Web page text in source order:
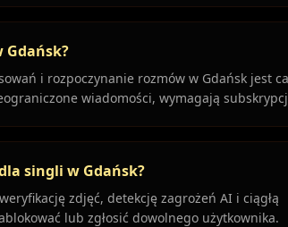
Gdańsk?
i rozpoczynanie rozmów w Gdańsk jest
wiadomości, wymagają
singli w Gdańsk?
zdjęć, detekcję zagrożeń AI i ciągłą
lub zgłosić dowolnego użytkownika.